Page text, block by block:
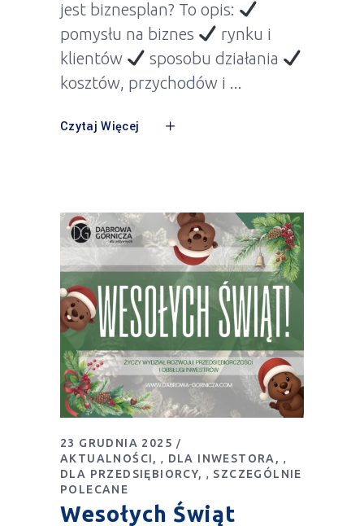
jest biznesplan? To opis:
pomysłu na biznes
rynku i
klientów
sposobu działania
kosztów, przychodów i
Czytaj Więcej
23 GRUDNIA 2025
AKTUALNOŚCI
, DLA INWESTORA ,
DLA PRZEDSIĘBIORCY , SZCZEGÓLNIE
POLECANE
Wesołych Świąt